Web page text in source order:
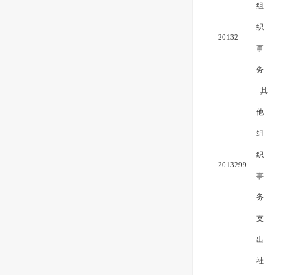
20132
组
织
事
务
2013299
其
他
组
织
事
务
支
出
社